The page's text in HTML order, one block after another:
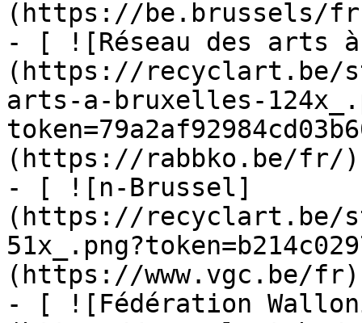
(https://be.brussels/
- [ ![Réseau des arts
(https://recyclart.be/
arts-a-bruxelles-
(https://rabbko.be/fr/)
- [ ![n-Brussel]
(https://recyclart.be/
(https://www.vgc.be/fr)
- [ ![Fédération